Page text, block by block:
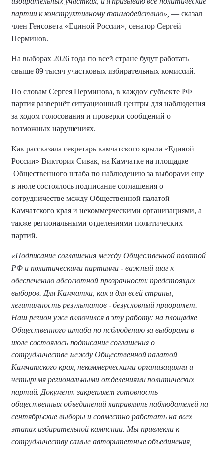
партии к конструктивному взаимодействию», — сказал
член Генсовета «Единой России», сенатор Сергей
Перминов.
На выборах 2026 года по всей стране будут работать
свыше 89 тысяч участковых избирательных комиссий.
По словам Сергея Перминова, в каждом субъекте РФ
партия развернёт ситуационный центры для наблюдения
за ходом голосования и проверки сообщений о
возможных нарушениях.
Как рассказала секретарь камчатского крыла «Единой
России» Виктория Сивак, на Камчатке на площадке
Общественного штаба по наблюдению за выборами еще
в июле состоялось подписание соглашения о
сотрудничестве между Общественной палатой
Камчатского края и некоммерческими организациями, а
также региональными отделениями политических
партий.
«Подписание соглашения между Общественной палатой
РФ и политическими партиями - важный шаг к
обеспечению абсолютной прозрачности предстоящих
выборов. Для Камчатки, как и для всей страны,
легитимность результатов - безусловный приоритет.
Наш регион уже включился в эту работу: на площадке
Общественного штаба по наблюдению за выборами в
июле состоялось подписание соглашения о
сотрудничестве между Общественной палатой
Камчатского края, некоммерческими организациями и
четырьмя региональными отделениями политических
партий. Документ закрепляет готовность
общественных объединений направлять наблюдателей на
сентябрьские выборы и совместно работать на всех
этапах избирательной кампании. Мы привлекли к
сотрудничеству самые авторитетные объединения,